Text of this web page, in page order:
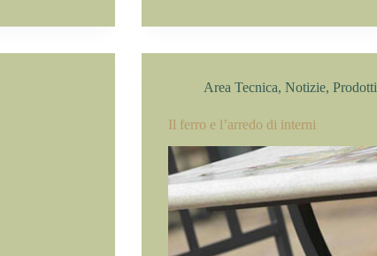
Area Tecnica,Notizie,Prodotti
Il ferro e l’arredo di interni